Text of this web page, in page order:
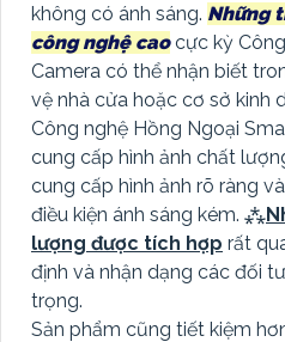
không có ánh sáng. Những
công nghệ caocực kỳ
Camera có thể nhận biết
vệ nhà cửa hoặc cơ sở kinh
Công nghệ Hồng Ngoại
cung cấp hình ảnh chất
cung cấp hình ảnh rõ ràng
điều kiện ánh sáng kém. ⁂
lượng được tích hợp rất
định và nhận dạng các đối
trọng.
Sản phẩm cũng tiết kiệm